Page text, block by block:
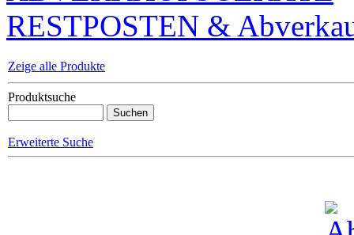
RESTPOSTEN &
Zeige alle Produkte
Produktsuche
Erweiterte Suche